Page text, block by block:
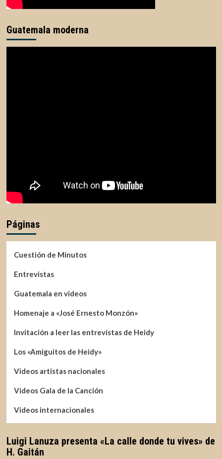
Guatemala moderna
Páginas
Cuestión de Minutos
Entrevistas
Guatemala en videos
Homenaje a «José Ernesto Monzón»
Invitación a leer las entrevistas de Heidy
Los «Amiguitos de Heidy»
Videos artistas nacionales
Videos Gala de la Canción
Videos internacionales
Luigi Lanuza presenta «La calle donde tu vives» de
H. Gaitán